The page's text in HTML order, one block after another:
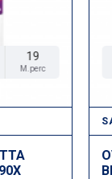
nyomja meg az
mindkét orrlyukba.
18
M.perc